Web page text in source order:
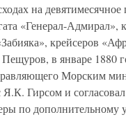
на девятимесячное
«Генерал-Адмирал»,
крейсеров
в январе 1880
Морским
Я.К. Гирсом и
по дополнительному